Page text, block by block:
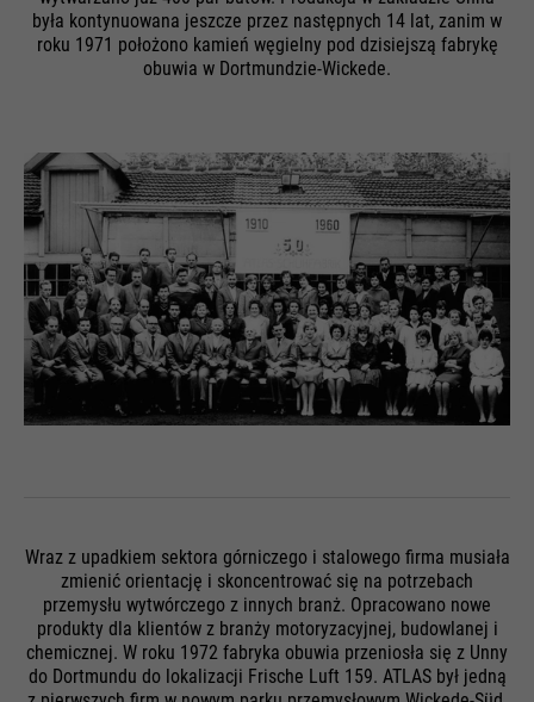
Dostawca
Google Analytics
Cel
Służy do ograniczenia liczby
żądań.
formie. Połączenie tych dwóch
plików cookie umożliwia Google
blokowanie wielu rodzajów
można zatrzymać.
była kontynuowana jeszcze przez następnych 14 lat, zanim w
roku 1971 położono kamień węgielny pod dzisiejszą fabrykę
obuwia w Dortmundzie-Wickede.
Wraz z upadkiem sektora górniczego i stalowego firma musiała
zmienić orientację i skoncentrować się na potrzebach
przemysłu wytwórczego z innych branż. Opracowano nowe
produkty dla klientów z branży motoryzacyjnej, budowlanej i
chemicznej. W roku 1972 fabryka obuwia przeniosła się z Unny
do Dortmundu do lokalizacji Frische Luft 159. ATLAS był jedną